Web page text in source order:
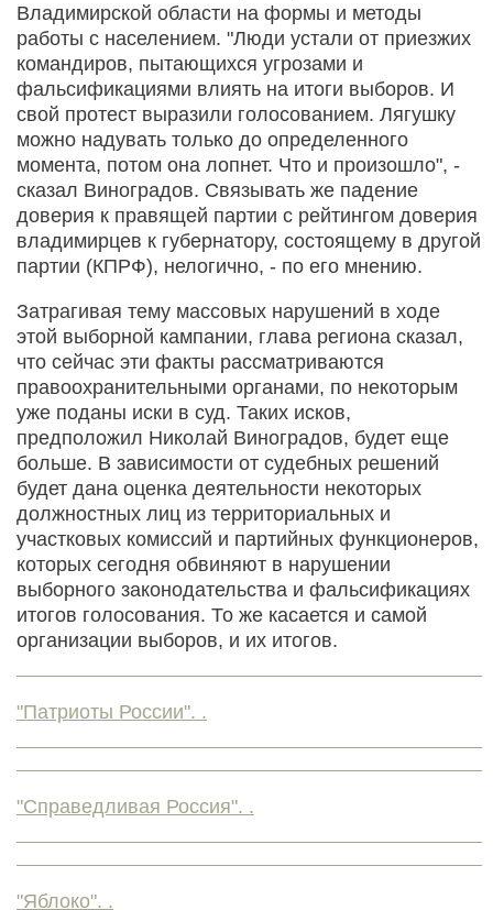
Владимирской области на формы и методы
работы с населением. "Люди устали от приезжих
командиров, пытающихся угрозами и
фальсификациями влиять на итоги выборов. И
свой протест выразили голосованием. Лягушку
можно надувать только до определенного
момента, потом она лопнет. Что и произошло", -
сказал Виноградов. Связывать же падение
доверия к правящей партии с рейтингом доверия
владимирцев к губернатору, состоящему в другой
партии (КПРФ), нелогично, - по его мнению.
Затрагивая тему массовых нарушений в ходе
этой выборной кампании, глава региона сказал,
что сейчас эти факты рассматриваются
правоохранительными органами, по некоторым
уже поданы иски в суд. Таких исков,
предположил Николай Виноградов, будет еще
больше. В зависимости от судебных решений
будет дана оценка деятельности некоторых
должностных лиц из территориальных и
участковых комиссий и партийных функционеров,
которых сегодня обвиняют в нарушении
выборного законодательства и фальсификациях
итогов голосования. То же касается и самой
организации выборов, и их итогов.
"Патриоты России". .
"Справедливая Россия". .
"Яблоко". .